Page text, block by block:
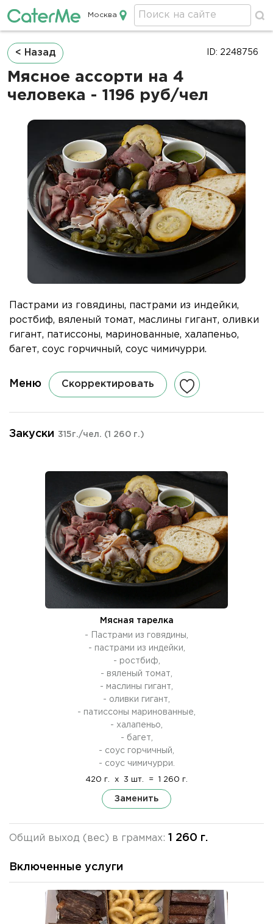
Кейтеринг в Москве
Москва
Строка
навигации
< Назад
Мясное ассорти на 4
человека - 1196 руб/чел
ID: 2248756
Пастрами из говядины, пастрами из индейки,
ростбиф, вяленый томат, маслины гигант, оливки
гигант, патиссоны, маринованные, халапеньо,
багет, соус горчичный, соус чимичурри.
Меню Скорректировать
Закуски 315г./чел. (1 260 г.)
Мясная тарелка
- Пастрами из говядины,
- пастрами из индейки,
- ростбиф,
- вяленый томат,
- маслины гигант,
- оливки гигант,
- патиссоны маринованные,
- халапеньо,
- багет,
- соус горчичный,
- соус чимичурри.
420 г. x 3 шт. = 1 260 г.
Заменить
Общий выход (вес) в граммах: 1 260 г.
Включенные услуги